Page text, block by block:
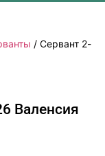
/ Сервант 2-
Валенсия